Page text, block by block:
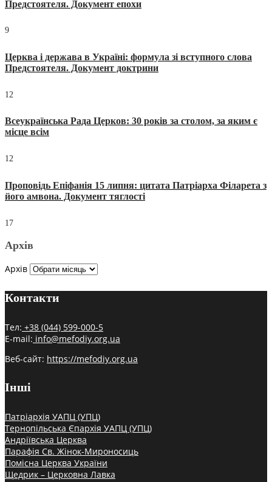
Предстоятеля. Документ епохи
9
Церква і держава в Україні: формула зі вступного слова
Предстоятеля. Документ доктрини
12
Всеукраїнська Рада Церков: 30 років за столом, за яким є
місце всім
12
Проповідь Епіфанія 15 липня: цитата Патріарха Філарета з
його амвона. Документ тяглості
17
Архів
Архів
Контакти
Тел: +38 (044) 599-000-5
E-mail: info@mefodiy.org.ua
Веб-сайт: https://mefodiy.org.ua
Інші
Патріархія УАПЦ (УПЦ)
Тернопільська Єпархія УАПЦ (УПЦ)
Андріївська Церква
Парафія Св. Жінок-Мироносиць
Помісна Церква України
Щедрик – Церковна Лавка